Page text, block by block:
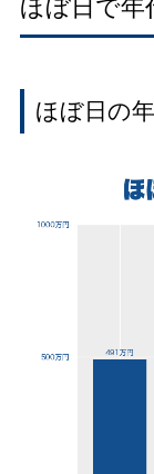
ほぼ日で年
ほぼ日の